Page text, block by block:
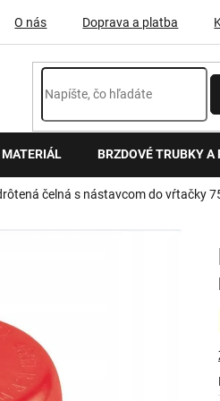
O nás Doprava a platba
BRZDOVÉ TRUBKY A
čelná s nástavcom do vŕtačky